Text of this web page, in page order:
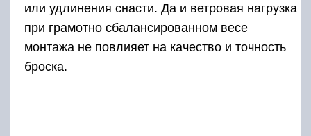
или удлинения снасти. Да и ветровая нагрузка
при грамотно сбалансированном весе
монтажа не повлияет на качество и точность
броска.